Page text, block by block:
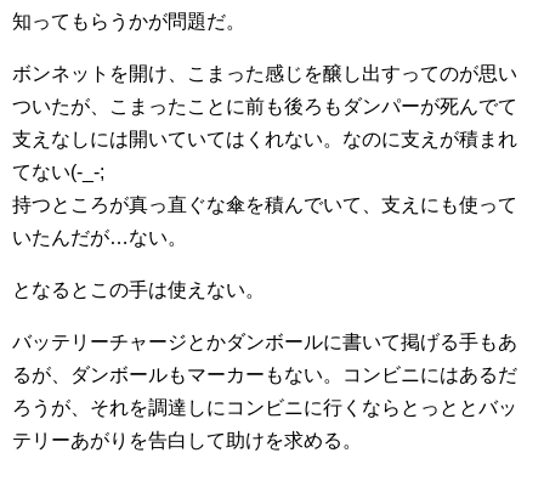
知ってもらうかが問題だ。
ボンネットを開け、こまった感じを醸し出すってのが思い
ついたが、こまったことに前も後ろもダンパーが死んでて
支えなしには開いていてはくれない。なのに支えが積まれ
てない(-_-;
持つところが真っ直ぐな傘を積んでいて、支えにも使って
いたんだが…ない。
となるとこの手は使えない。
バッテリーチャージとかダンボールに書いて掲げる手もあ
るが、ダンボールもマーカーもない。コンビニにはあるだ
ろうが、それを調達しにコンビニに行くならとっととバッ
テリーあがりを告白して助けを求める。